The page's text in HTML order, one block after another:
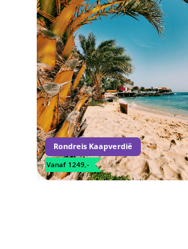
Rondreis Kaapverdië
Vanaf 1249,-